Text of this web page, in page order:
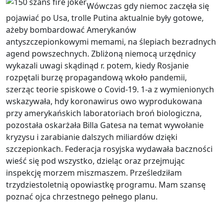
Wówczas gdy niemoc zaczęła się
pojawiać po Usa, trolle Putina aktualnie były gotowe,
ażeby bombar­dować Amerykanów
antyszczepionkowymi memami, na ślepiach bezradnych
agend powszechnych. Zbliżoną niemocą urzędnicy
wykazali uwagi skądinąd r. potem, kiedy Rosjanie
rozpętali burzę propagandową wkoło pandemii,
szerząc teorie spiskowe o Covid-19. 1-a z wymienionych
wskazywała, hdy koronawirus owo wyprodukowana
przy amerykańskich laboratoriach broń biologiczna,
pozostała oskarżała Billa Gatesa na temat wywołanie
kryzysu i zarabianie dalszych miliardów dzięki
szczepionkach. Federacja rosyjska wydawała baczności
wieść się pod wszystko, dzieląc oraz przejmując
inspekcję morzem miszmaszem. Prześledziłam
trzydziestoletnią opowiastkę programu. Mam szansę
poznać ojca chrzestnego pełnego planu.